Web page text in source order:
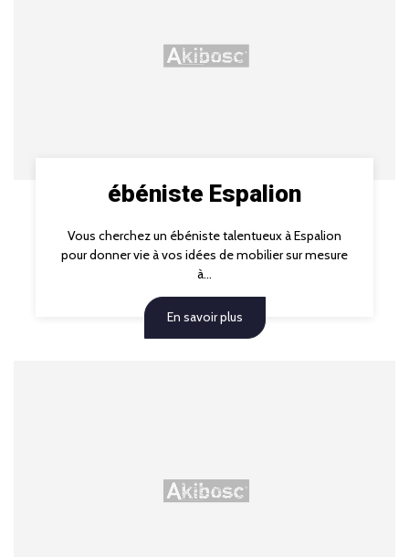
ébéniste Espalion
Vous cherchez un ébéniste talentueux à Espalion
pour donner vie à vos idées de mobilier sur mesure
à...
En savoir plus